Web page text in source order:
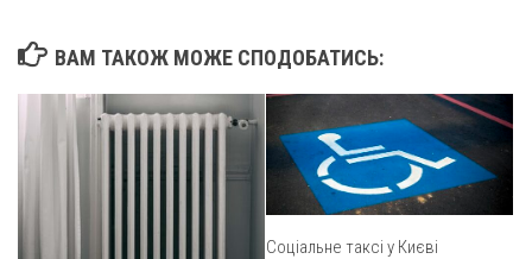
ВАМ ТАКОЖ МОЖЕ СПОДОБАТИСЬ:
Соціальне таксі у Києві